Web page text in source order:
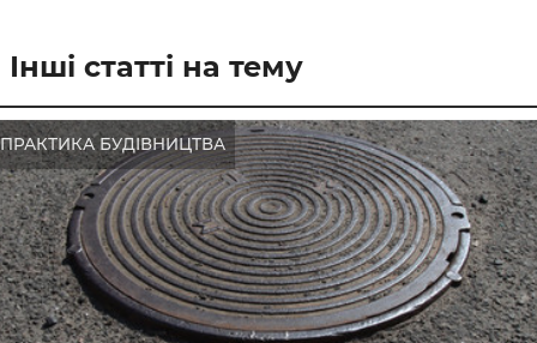
Інші статті на тему
ПРАКТИКА БУДІВНИЦТВА